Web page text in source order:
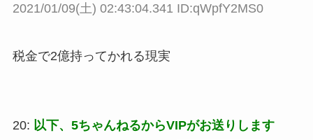
2021/01/09(土) 02:43:04.341 ID:qWpfY2MS0
税金で2億持ってかれる現実
20: 以下、5ちゃんねるからVIPがお送りします